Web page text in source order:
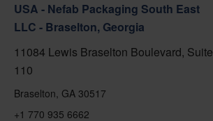
USA - Nefab Packaging South East
LLC - Braselton, Georgia
11084 Lewis Braselton Boulevard, Suite
110
Braselton, GA 30517
+1 770 935 6662